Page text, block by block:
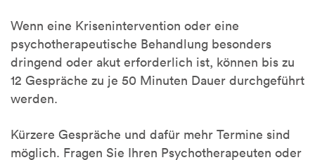
Wenn eine Krisenintervention oder eine
psychotherapeutische Behandlung besonders
dringend oder akut erforderlich ist, können bis zu
12 Gespräche zu je 50 Minuten Dauer durchgeführt
werden.
Kürzere Gespräche und dafür mehr Termine sind
möglich. Fragen Sie Ihren Psychotherapeuten oder